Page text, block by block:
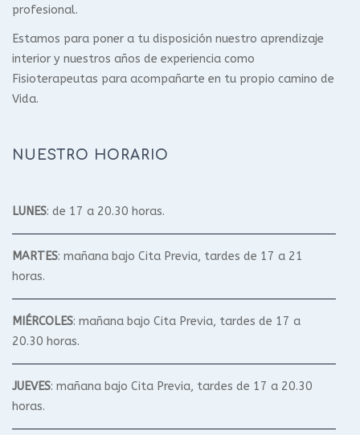
profesional.
Estamos para poner a tu disposición nuestro aprendizaje
interior y nuestros años de experiencia como
Fisioterapeutas para acompañarte en tu propio camino de
Vida.
NUESTRO HORARIO
LUNES: de 17 a 20.30 horas.
MARTES: mañana bajo Cita Previa, tardes de 17 a 21
horas.
MIÉRCOLES: mañana bajo Cita Previa, tardes de 17 a
20.30 horas.
JUEVES: mañana bajo Cita Previa, tardes de 17 a 20.30
horas.